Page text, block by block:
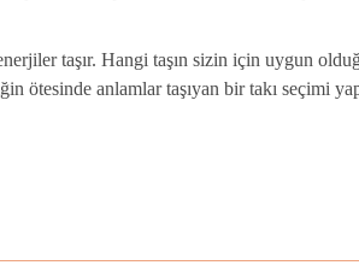
taşır. Hangi taşın sizin için uygun
ötesinde anlamlar taşıyan bir takı seçimi